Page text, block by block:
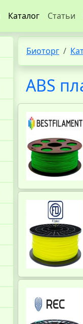
Каталог Статьи
Биоторг
ABS